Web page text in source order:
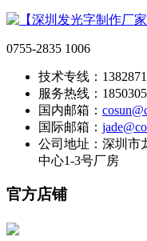
0755-2835 1006
技术专线：
服务热线：
国内邮箱：
国际邮箱：
公司地址：深圳市
中心1-3号厂房
官方店铺